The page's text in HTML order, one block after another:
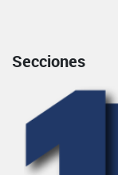
Secciones